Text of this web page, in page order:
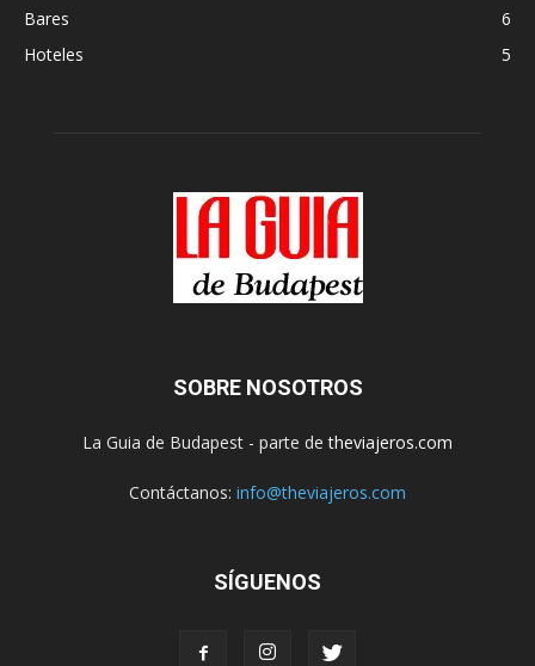
Bares
6
Hoteles
5
SOBRE NOSOTROS
La Guia de Budapest - parte detheviajeros.com
Contáctanos: info@theviajeros.com
SÍGUENOS